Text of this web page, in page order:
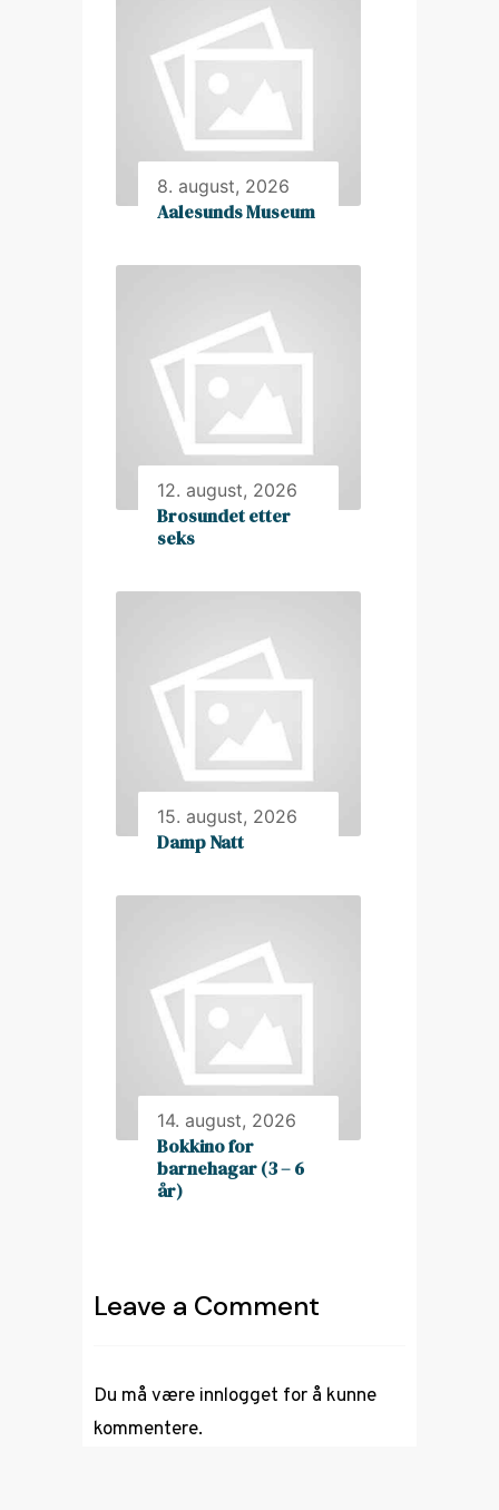
8. august, 2026
Aalesunds Museum
12. august, 2026
Brosundet etter
seks
15. august, 2026
Damp Natt
14. august, 2026
Bokkino for
barnehagar (3 – 6
år)
Leave a Comment
Du må være innlogget for å kunne
kommentere.